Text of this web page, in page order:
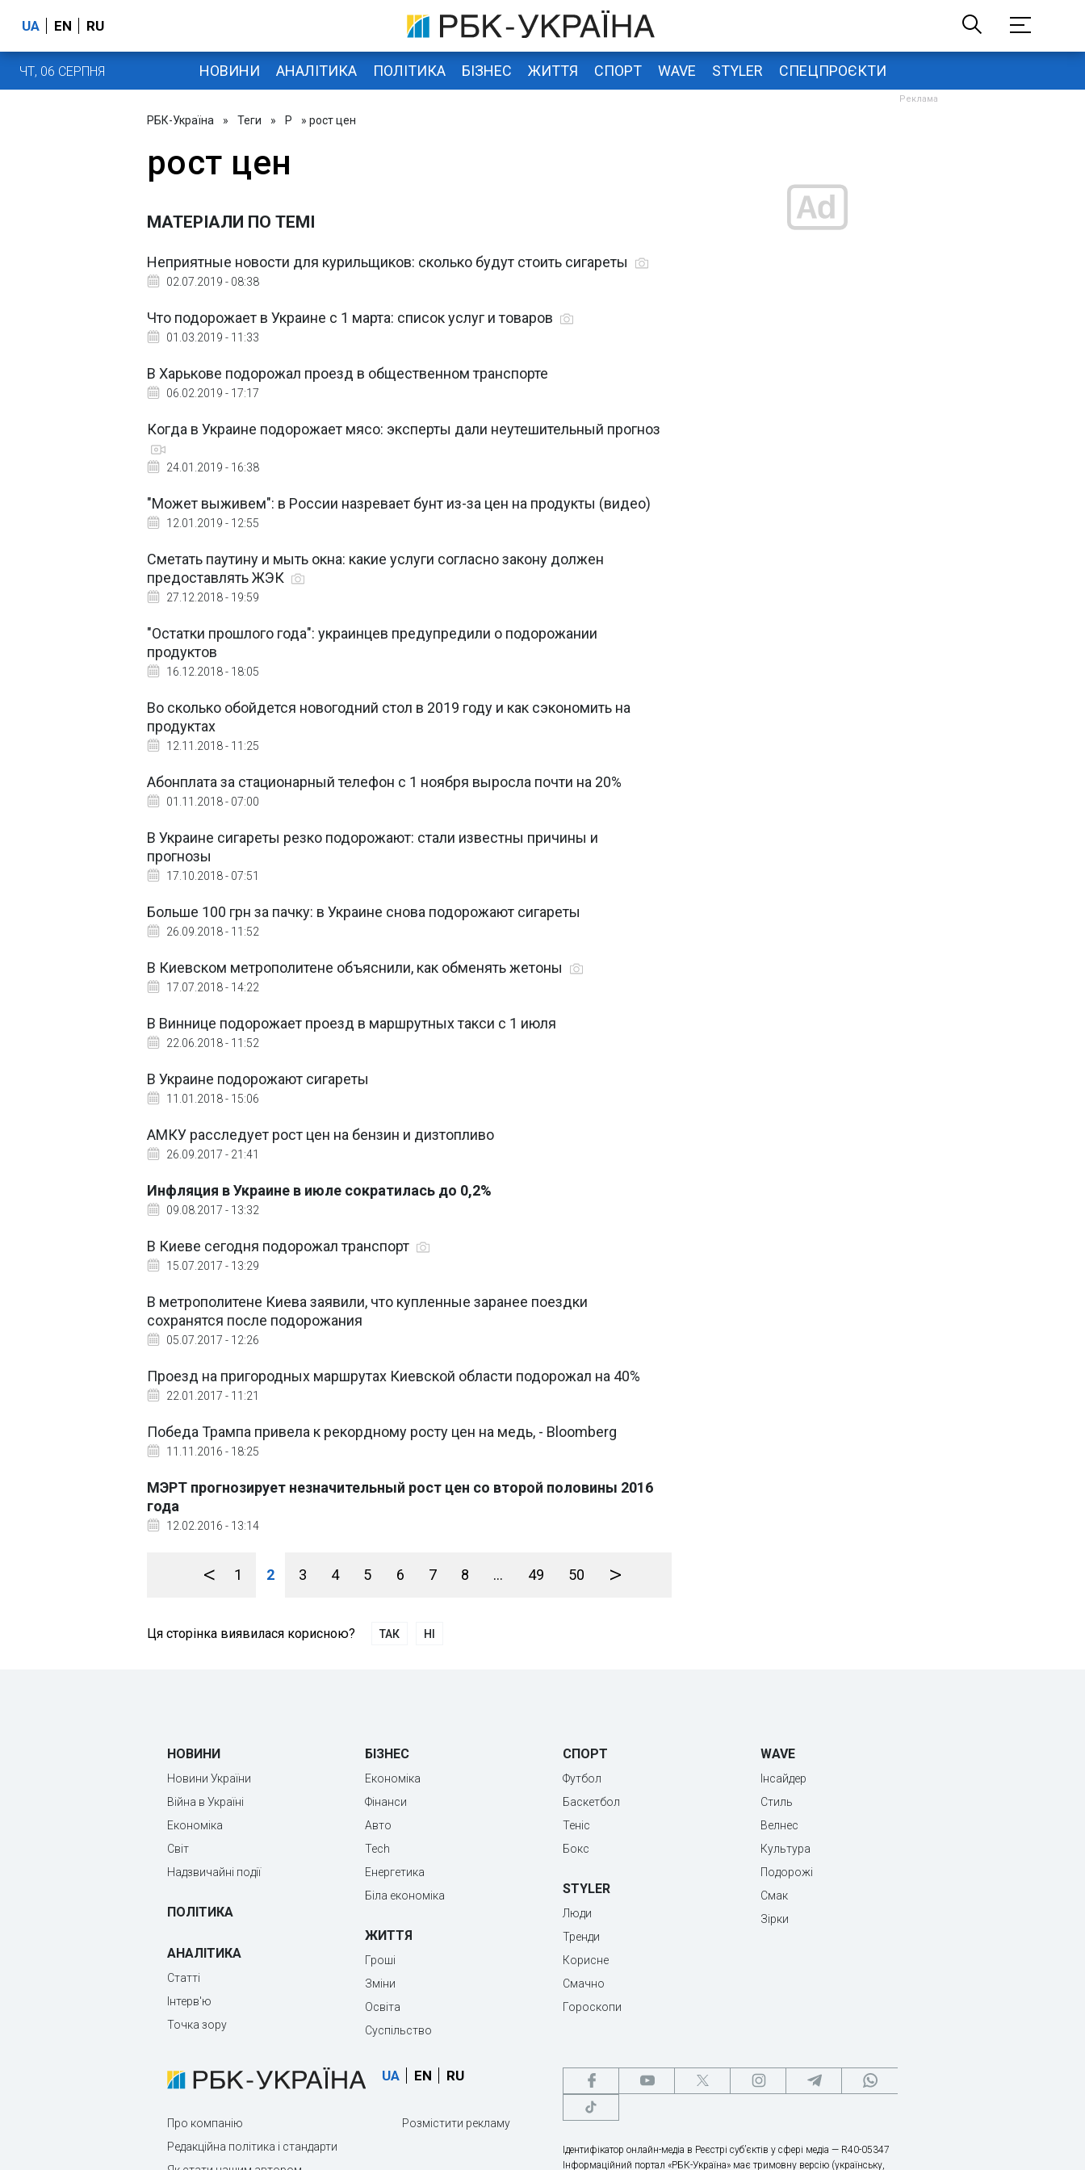
UA EN RU
ЧТ, 06 СЕРПНЯ НОВИНИ АНАЛІТИКА ПОЛІТИКА БІЗНЕС ЖИТТЯ СПОРТ WAVE STYLER СПЕЦПРОЄКТИ
РБК-Україна » Теги » Р » рост цен
рост цен
МАТЕРІАЛИ ПО ТЕМІ
Неприятные новости для курильщиков: сколько будут стоить сигареты
02.07.2019 - 08:38
Что подорожает в Украине с 1 марта: список услуг и товаров
01.03.2019 - 11:33
В Харькове подорожал проезд в общественном транспорте
06.02.2019 - 17:17
Когда в Украине подорожает мясо: эксперты дали неутешительный прогноз
24.01.2019 - 16:38
"Может выживем": в России назревает бунт из-за цен на продукты (видео)
12.01.2019 - 12:55
Сметать паутину и мыть окна: какие услуги согласно закону должен
предоставлять ЖЭК
27.12.2018 - 19:59
"Остатки прошлого года": украинцев предупредили о подорожании
продуктов
16.12.2018 - 18:05
Во сколько обойдется новогодний стол в 2019 году и как сэкономить на
продуктах
12.11.2018 - 11:25
Абонплата за стационарный телефон с 1 ноября выросла почти на 20%
01.11.2018 - 07:00
В Украине сигареты резко подорожают: стали известны причины и
прогнозы
17.10.2018 - 07:51
Больше 100 грн за пачку: в Украине снова подорожают сигареты
26.09.2018 - 11:52
В Киевском метрополитене объяснили, как обменять жетоны
17.07.2018 - 14:22
В Виннице подорожает проезд в маршрутных такси с 1 июля
22.06.2018 - 11:52
В Украине подорожают сигареты
11.01.2018 - 15:06
АМКУ расследует рост цен на бензин и дизтопливо
26.09.2017 - 21:41
Инфляция в Украине в июле сократилась до 0,2%
09.08.2017 - 13:32
В Киеве сегодня подорожал транспорт
15.07.2017 - 13:29
В метрополитене Киева заявили, что купленные заранее поездки
сохранятся после подорожания
05.07.2017 - 12:26
Проезд на пригородных маршрутах Киевской области подорожал на 40%
22.01.2017 - 11:21
Победа Трампа привела к рекордному росту цен на медь, - Bloomberg
11.11.2016 - 18:25
МЭРТ прогнозирует незначительный рост цен со второй половины 2016
года
12.02.2016 - 13:14
< 1 2 3 4 5 6 7 8 ... 49 50 >
Ця сторінка виявилася корисною? ТАК НІ
НОВИНИ
Новини України
Війна в Україні
Економіка
Світ
Надзвичайні події
ПОЛІТИКА
АНАЛІТИКА
Статті
Інтерв'ю
Точка зору
БІЗНЕС
Економіка
Фінанси
Авто
Tech
Енергетика
Біла економіка
ЖИТТЯ
Гроші
Зміни
Освіта
Суспільство
СПОРТ
Футбол
Баскетбол
Теніс
Бокс
STYLER
Люди
Тренди
Корисне
Смачно
Гороскопи
WAVE
Інсайдер
Стиль
Велнес
Культура
Подорожі
Смак
Зірки
UA EN RU
Про компанію
Редакційна політика і стандарти
Розмістити рекламу
Ідентифікатор онлайн-медіа в Реєстрі суб’єктів у сфері медіа — R40-05347
Інформаційний портал «РБК-Україна» має тримовну версію (українську,